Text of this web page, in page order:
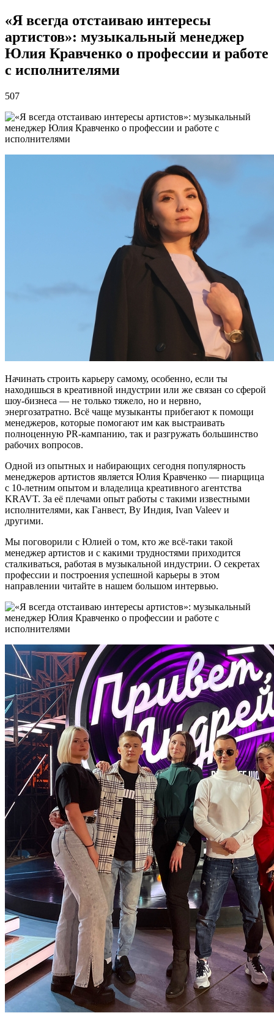
«Я всегда отстаиваю интересы
артистов»: музыкальный менеджер
Юлия Кравченко о профессии и работе
с исполнителями
507
Начинать строить карьеру самому, особенно, если ты
находишься в креативной индустрии или же связан со сферой
шоу-бизнеса — не только тяжело, но и нервно,
энергозатратно. Всё чаще музыканты прибегают к помощи
менеджеров, которые помогают им как выстраивать
полноценную PR-кампанию, так и разгружать большинство
рабочих вопросов.
Одной из опытных и набирающих сегодня популярность
менеджеров артистов является Юлия Кравченко — пиарщица
с 10-летним опытом и владелица креативного агентства
KRAVT. За её плечами опыт работы с такими известными
исполнителями, как Ганвест, Ву Индия, Ivan Valeev и
другими.
Мы поговорили c Юлией о том, кто же всё-таки такой
менеджер артистов и с какими трудностями приходится
сталкиваться, работая в музыкальной индустрии. О секретах
профессии и построения успешной карьеры в этом
направлении читайте в нашем большом интервью.